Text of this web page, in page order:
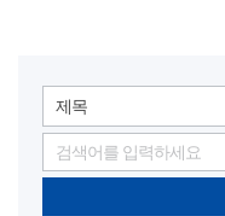
제목